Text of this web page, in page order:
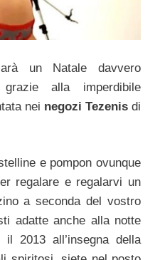
un Natale davvero
alla imperdibile
nei negozi Tezenis di
e pompon ovunque
regalare e regalarvi un
a seconda del vostro
adatte anche alla notte
2013 all’insegna della